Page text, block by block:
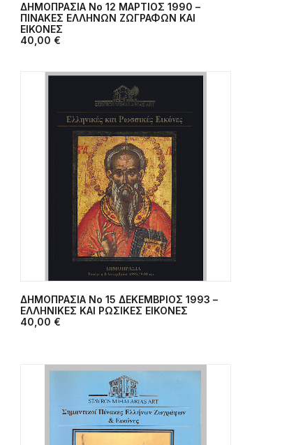
ΠΡΟΣΘΉΚΗ ΣΤΟ ΚΑΛΆΘΙ
ΔΗΜΟΠΡΑΣΙΑ Νο 12 ΜΑΡΤΙΟΣ 1990 –
ΠΙΝΑΚΕΣ ΕΛΛΗΝΩΝ ΖΩΓΡΑΦΩΝ ΚΑΙ
ΕΙΚΟΝΕΣ
40,00 €
ΠΡΟΣΘΉΚΗ ΣΤΟ ΚΑΛΆΘΙ
ΔΗΜΟΠΡΑΣΙΑ Nο 15 ΔΕΚΕΜΒΡΙΟΣ 1993 –
ΕΛΛΗΝΙΚΕΣ ΚΑΙ ΡΩΣΙΚΕΣ ΕΙΚΟΝΕΣ
40,00 €